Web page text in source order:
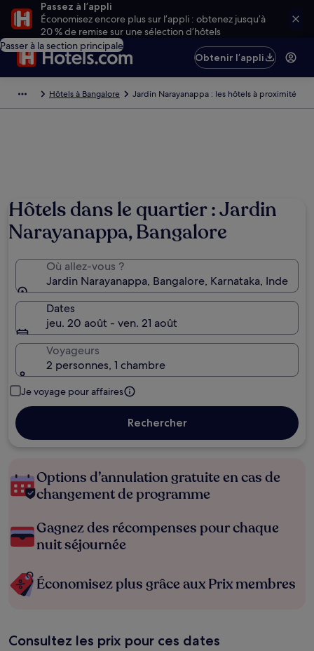
Passez à l’appli
Économisez encore plus sur l’appli : obtenez jusqu’à
20 % de remise sur une sélection d’hôtels
Passer à la section principale
Obtenir l’appli
Hôtels à Bangalore Jardin Narayanappa : les hôtels à proximité
Hôtels dans le quartier : Jardin
Narayanappa, Bangalore
Où allez-vous ?
Jardin Narayanappa, Bangalore, Karnataka, Inde
Dates
jeu. 20 août - ven. 21 août
Voyageurs
2 personnes, 1 chambre
Je voyage pour affaires
Rechercher
Options d’annulation gratuite en cas de
changement de programme
Gagnez des récompenses pour chaque
nuit séjournée
Économisez plus grâce aux Prix membres
Consultez les prix pour ces dates